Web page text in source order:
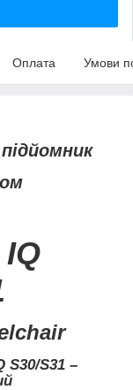
Оплата Умови
S30/S31 –